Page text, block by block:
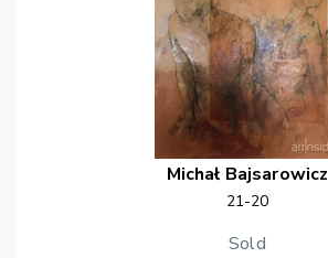
Michał Bajsarowicz
21-20
Sold